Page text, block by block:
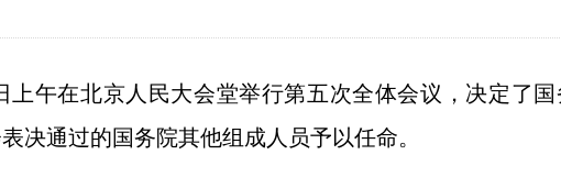
在北京人民大会堂举行第五次全体会议，决定了
决通过的国务院其他组成人员予以任命。